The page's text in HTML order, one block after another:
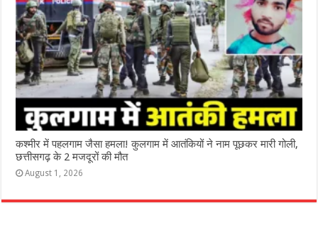
कश्‍मीर में पहलगाम जैसा हमला! कुलगाम में आतंकियों ने नाम पूछकर मारी गोली,
छत्तीसगढ़ के 2 मजदूरों की मौत
August 1, 2026